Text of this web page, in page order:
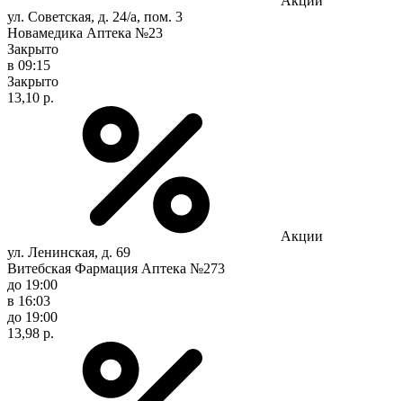
ул. Советская, д. 24/а, пом. 3
Новамедика Аптека №23
Закрыто
в 09:15
Закрыто
13,10 р.
Акции
ул. Ленинская, д. 69
Витебская Фармация Аптека №273
до 19:00
в 16:03
до 19:00
13,98 р.